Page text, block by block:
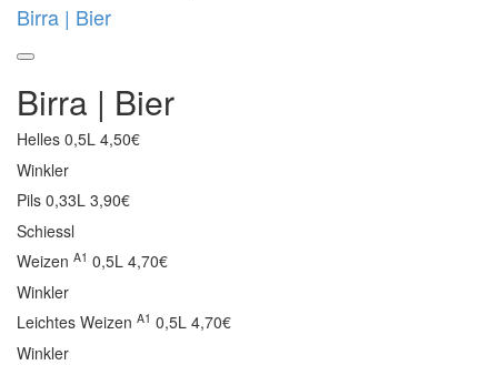
Birra | Bier
Birra | Bier
Helles 0,5L 4,50€
Winkler
Pils 0,33L 3,90€
Schiessl
Weizen A1 0,5L 4,70€
Winkler
Leichtes Weizen A1 0,5L 4,70€
Winkler